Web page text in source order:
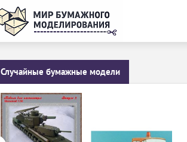
Случайные бумажные модели